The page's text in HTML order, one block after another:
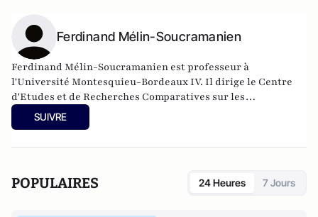
Ferdinand Mélin-Soucramanien
Ferdinand Mélin-Soucramanien est professeur à
l'Université Montesquieu-Bordeaux IV. Il dirige le Centre
d'Etudes et de Recherches Comparatives sur les
Constitutions, les Libertés et l'Etat (CERCCLE) et du
Groupement de Recherches Comparatives en droit
SUIVRE
POPULAIRES 24 Heures 7 Jours